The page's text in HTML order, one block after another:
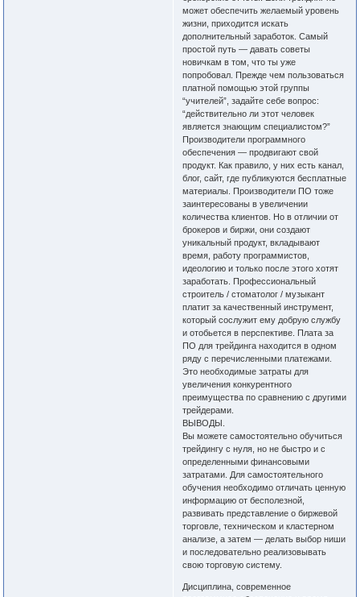
может обеспечить желаемый уровень
жизни, приходится искать
дополнительный заработок. Самый
простой путь — давать советы
новичкам в том, что ты уже
попробовал. Прежде чем пользоваться
платной помощью этой группы
“учителей”, задайте себе вопрос:
“действительно ли этот человек
является знающим специалистом?”
Производители программного
обеспечения — продвигают свой
продукт. Как правило, у них есть канал,
блог, сайт, где публикуются бесплатные
материалы. Производители ПО тоже
заинтересованы в увеличении
количества клиентов. Но в отличии от
брокеров и биржи, они создают
уникальный продукт, вкладывают
время, работу программистов,
идеологию и только после этого хотят
заработать. Профессиональный
строитель / стоматолог / музыкант
платит за качественный инструмент,
который сослужит ему добрую службу
и отобьется в перспективе. Плата за
ПО для трейдинга находится в одном
ряду с перечисленными платежами.
Это необходимые затраты для
увеличения конкурентного
преимущества по сравнению с другими
трейдерами.
ВЫВОДЫ.
Вы можете самостоятельно обучиться
трейдингу с нуля, но не быстро и с
определенными финансовыми
затратами. Для самостоятельного
обучения необходимо отличать ценную
информацию от бесполезной,
развивать представление о биржевой
торговле, техническом и кластерном
анализе, а затем — делать выбор ниши
и последовательно реализовывать
свою торговую систему.
Дисциплина, современное